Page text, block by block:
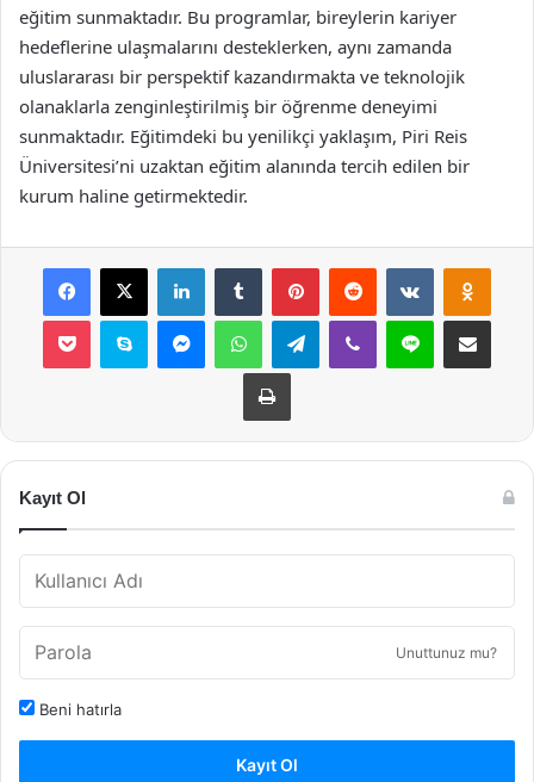
eğitim sunmaktadır. Bu programlar, bireylerin kariyer
hedeflerine ulaşmalarını desteklerken, aynı zamanda
uluslararası bir perspektif kazandırmakta ve teknolojik
olanaklarla zenginleştirilmiş bir öğrenme deneyimi
sunmaktadır. Eğitimdeki bu yenilikçi yaklaşım, Piri Reis
Üniversitesi’ni uzaktan eğitim alanında tercih edilen bir
kurum haline getirmektedir.
Facebook
X LinkedInTumblr PinterestReddit VKontakte
Pocket Skype MessengerWhatsAppTelegramViber Line E-Posta ile
Yazdır
Kayıt Ol
Unuttunuz mu?
Beni hatırla
Kayıt Ol